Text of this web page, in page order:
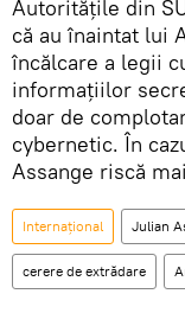
Autoritățile din
că au înaintat lui
încălcare a legii
informațiilor
doar de
cybernetic. În
Assange riscă
Internaţional Julian
cerere de extrădare